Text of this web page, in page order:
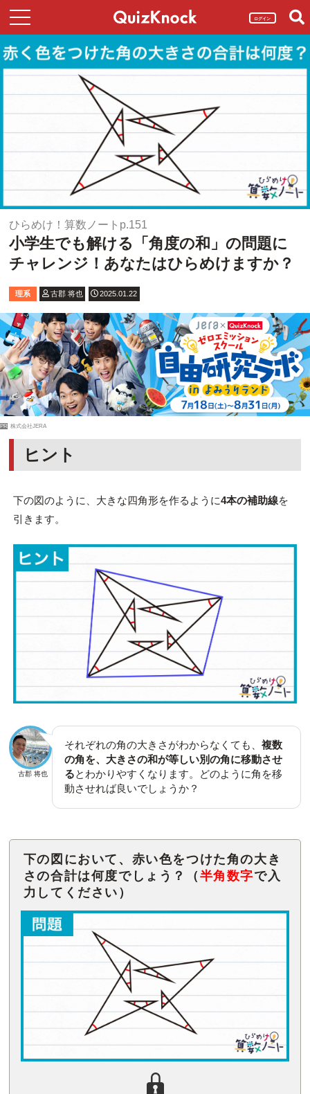
ログイン
ひらめけ！算数ノートp.151
小学生でも解ける「角度の和」の問題に
チャレンジ！あなたはひらめけますか？
理系 古郡 将也 2025.01.22
PR 株式会社JERA
ヒント
下の図のように、大きな四角形を作るように4本の補助線を
引きます。
古郡 将也
それぞれの角の大きさがわからなくても、複数
の角を、大きさの和が等しい別の角に移動させ
るとわかりやすくなります。どのように角を移
動させれば良いでしょうか？
下の図において、赤い色をつけた角の大き
さの合計は何度でしょう？（ 半角数字で入
力してください）